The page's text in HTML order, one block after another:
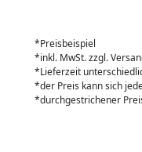
*Preisbeispiel
*inkl. MwSt. zzgl.
*Lieferzeit
*der Preis kann sich
*durchgestrichener